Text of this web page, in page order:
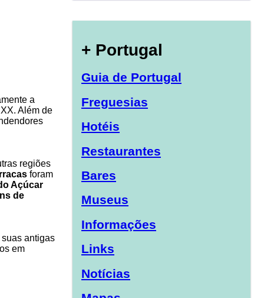
a
Além de
regiões
foram
Açúcar
de
antigas
em
+ Portugal
Guia de Portugal
Freguesias
Hotéis
Restaurantes
Bares
Museus
Informações
Links
Notícias